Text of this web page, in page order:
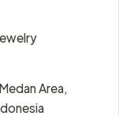
Area,